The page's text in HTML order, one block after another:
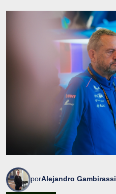
porAlejandro Gambirassi